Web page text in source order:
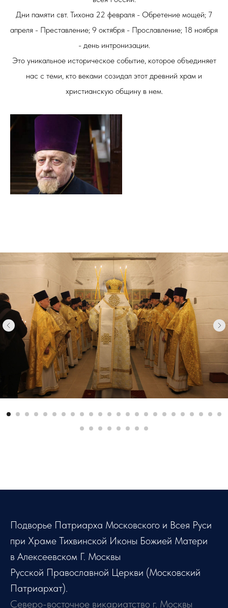
Дни памяти свт. Тихона 22 февраля - Обретение мощей; 7
апреля - Преставление; 9 октября - Прославление; 18 ноября
- день интронизации.
Это уникальное историческое событие, которое объединяет
нас с теми, кто веками созидал этот древний храм и
христианскую общину в нем.
Подворье Патриарха Московского и Всея Руси
при Храме Тихвинской Иконы Божией Матери
в Алексеевском Г. Москвы
Русской Православной Церкви (Московский
Патриархат).
Северо-восточное викариатство г. Москвы